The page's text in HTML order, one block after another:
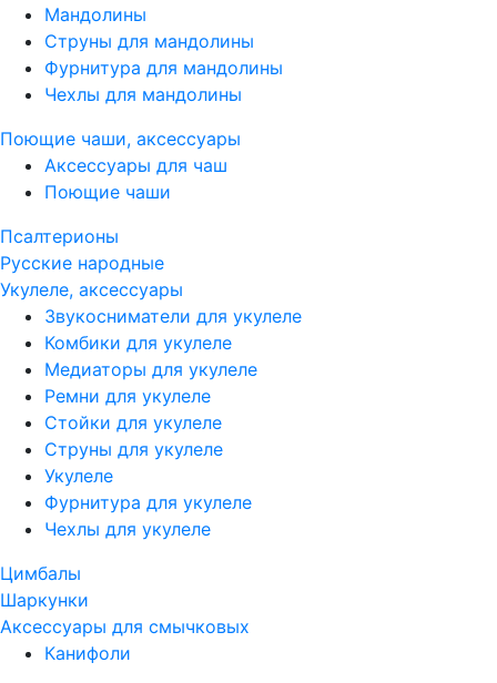
Мандолины
Струны для мандолины
Фурнитура для мандолины
Чехлы для мандолины
Поющие чаши, аксессуары
Аксессуары для чаш
Поющие чаши
Псалтерионы
Русские народные
Укулеле, аксессуары
Звукосниматели для укулеле
Комбики для укулеле
Медиаторы для укулеле
Ремни для укулеле
Стойки для укулеле
Струны для укулеле
Укулеле
Фурнитура для укулеле
Чехлы для укулеле
Цимбалы
Шаркунки
Аксессуары для смычковых
Канифоли